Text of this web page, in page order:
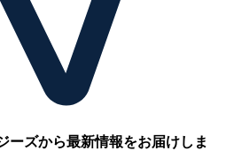
ーズから最新情報をお届けしま